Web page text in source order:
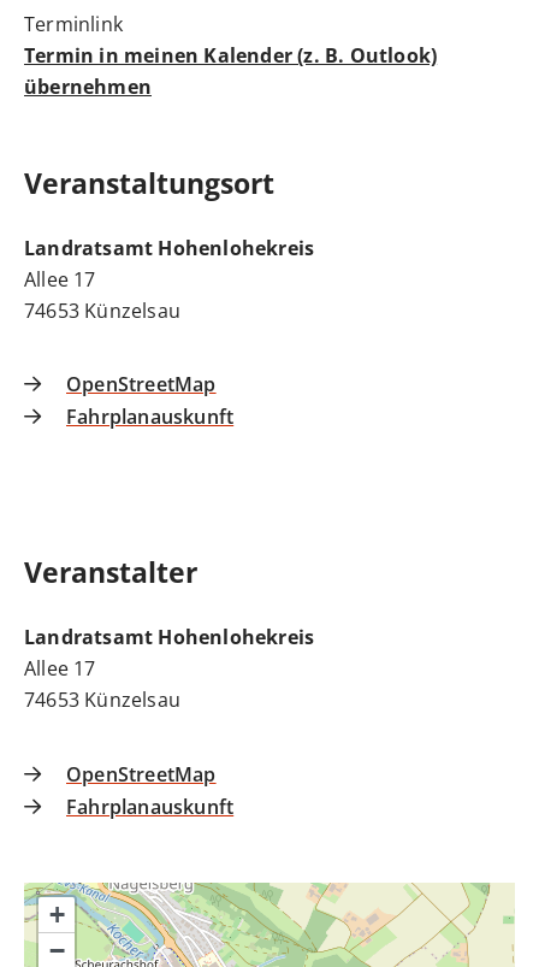
Termin in meinen Kalender (z. B. Outlook)
übernehmen
Veranstaltungsort
Landratsamt Hohenlohekreis
Allee 17
74653 Künzelsau
OpenStreetMap
Fahrplanauskunft
Veranstalter
Landratsamt Hohenlohekreis
Allee 17
74653 Künzelsau
OpenStreetMap
Fahrplanauskunft
+
−